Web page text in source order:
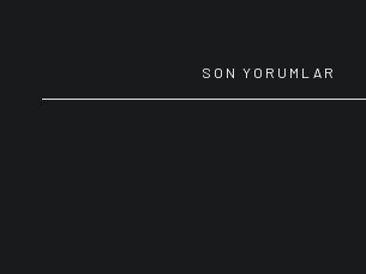
SON YORUMLAR